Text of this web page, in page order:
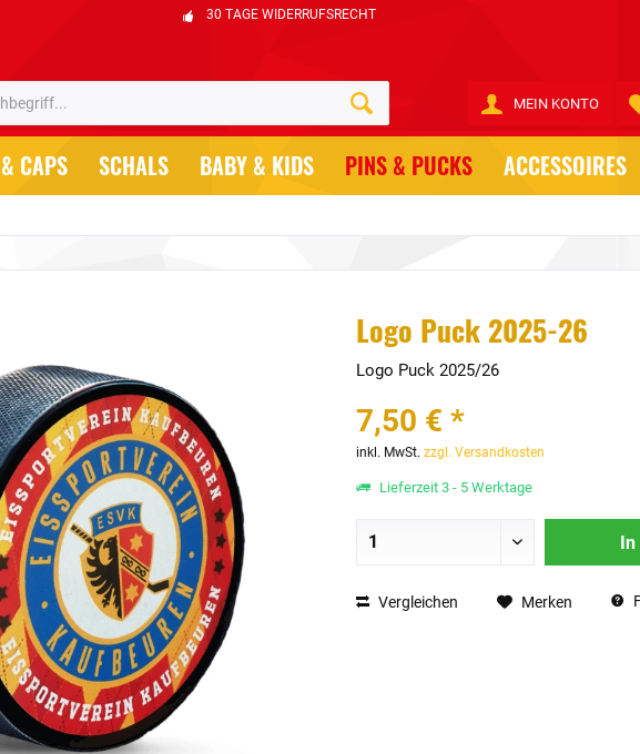
30 TAGE WIDERRUFSRECHT
MEIN KONTO
CAPS SCHALS BABY & KIDS PINS & PUCKS ACCESSOIRES
Logo Puck 2025-26
Logo Puck 2025/26
7,50 € *
inkl. MwSt. zzgl. Versandkosten
Lieferzeit 3 - 5 Werktage
In
Vergleichen Merken